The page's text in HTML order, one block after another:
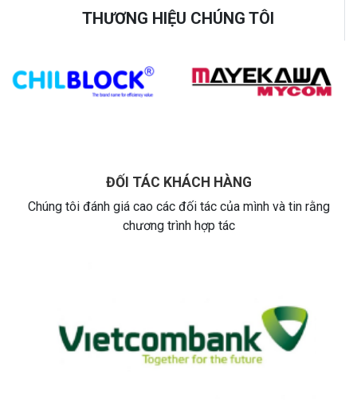
THƯƠNG HIỆU CHÚNG TÔI
ĐỐI TÁC KHÁCH HÀNG
Chúng tôi đánh giá cao các đối tác của mình và tin rằng
chương trình hợp tác